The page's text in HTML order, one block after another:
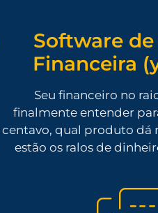
Software de
Financeira
Seu financeiro no
finalmente entender
centavo, qual produto dá
estão os ralos de